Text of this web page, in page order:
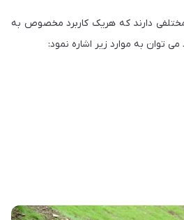
مختلفی دارند که هریک کاربرد مخصوص به
می توان به موارد زیر اشاره نمود: